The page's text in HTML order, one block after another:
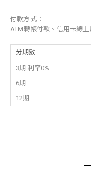
付款方式：
ATM轉帳付款、信用卡線
分期數
3期 利率0%
6期
12期